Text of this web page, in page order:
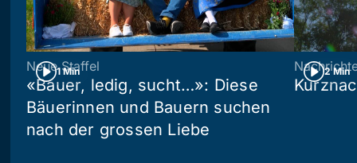
1 Min
Neue Staffel
«Bauer, ledig, sucht…»: Diese
Bäuerinnen und Bauern suchen
nach der grossen Liebe
2 Min